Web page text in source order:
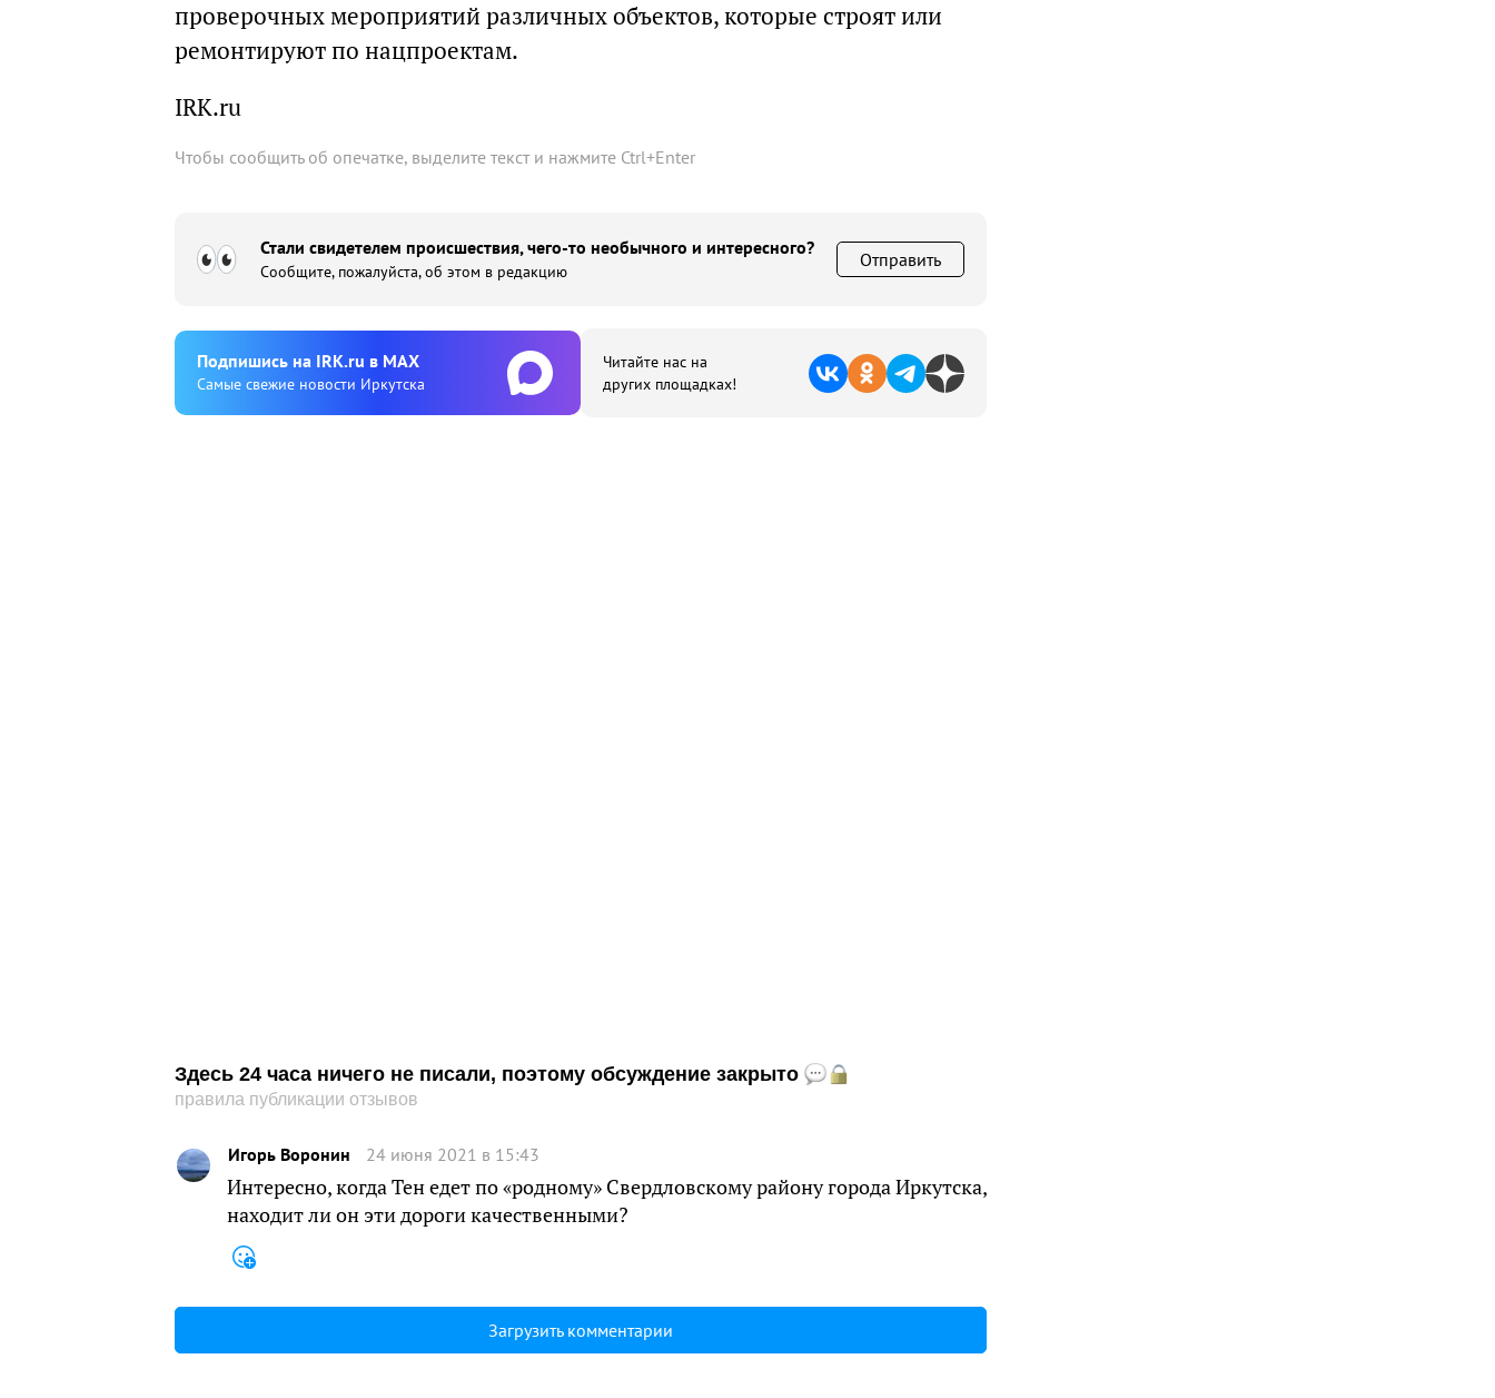
проверочных мероприятий различных объектов, которые строят или
ремонтируют по нацпроектам.
IRK.ru
Чтобы сообщить об опечатке, выделите текст и нажмите Ctrl+Enter
Стали свидетелем происшествия, чего-то необычного и интересного?
Сообщите, пожалуйста, об этом в редакцию
Отправить
Подпишиcь на IRK.ru в MAX
Cамые свежие новости Иркутска
Читайте нас на
других площадках!
Здесь 24 часа ничего не писали, поэтому обсуждение закрыто
правила публикации отзывов
Игорь Воронин 24 июня 2021 в 15:43
Интересно, когда Тен едет по «родному» Свердловскому району города Иркутска,
находит ли он эти дороги качественными?
Загрузить комментарии